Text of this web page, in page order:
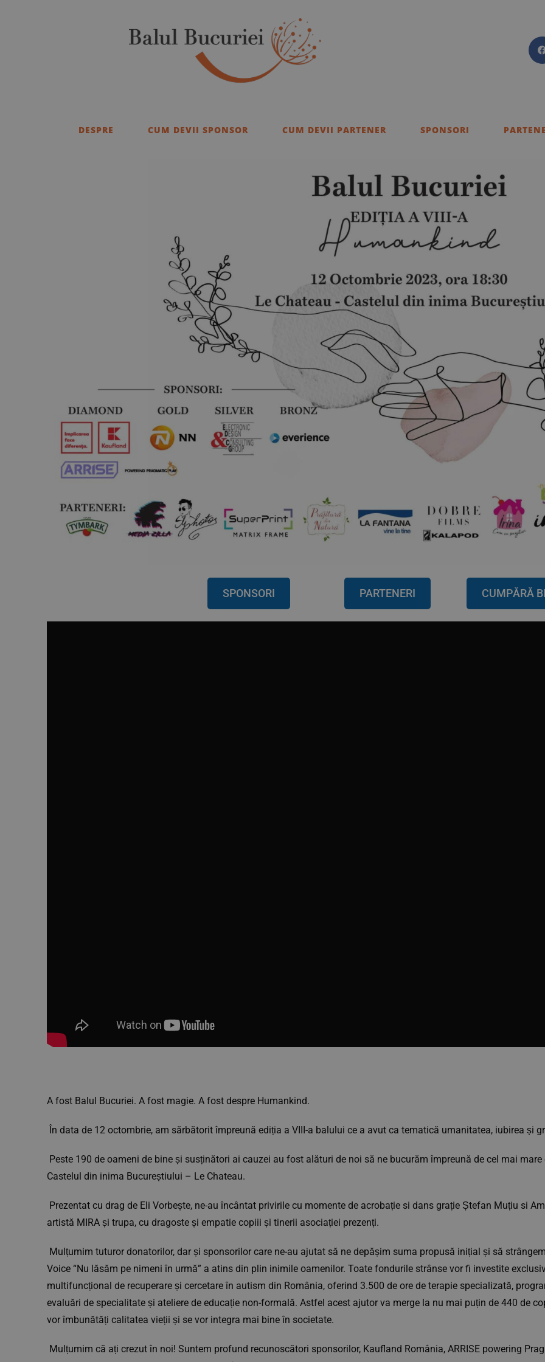
DESPRE CUM DEVII SPONSOR CUM DEVII PARTENER SPONSORI
SPONSORI PARTENERI CUMPĂRĂ
A fost Balul Bucuriei. A fost magie. A fost despre Humankind.
În data de 12 octombrie, am sărbătorit împreună ediția a VIII-a balului ce a avut ca tematică umanitatea, iubirea și
Peste 190 de oameni de bine și susținători ai cauzei au fost alături de noi să ne bucurăm împreună de cel mai
Castelul din inima Bucureștiului – Le Chateau.
Prezentat cu drag de Eli Vorbește, ne-au încântat privirile cu momente de acrobație si dans grație Ștefan Muțiu si
artistă MIRA și trupa, cu dragoste și empatie copiii și tinerii asociației prezenți.
Mulțumim tuturor donatorilor, dar și sponsorilor care ne-au ajutat să ne depășim suma propusă inițial și să
Voice “Nu lăsăm pe nimeni în urmă” a atins din plin inimile oamenilor. Toate fondurile strânse vor fi investite
multifuncțional de recuperare și cercetare în autism din România, oferind 3.500 de ore de terapie specializată,
evaluări de specialitate și ateliere de educație non-formală. Astfel acest ajutor va merge la nu mai puțin de 440 de
vor îmbunătăți calitatea vieții și se vor integra mai bine în societate.
Mulțumim că ați crezut în noi! Suntem profund recunoscători sponsorilor, Kaufland România, ARRISE powering